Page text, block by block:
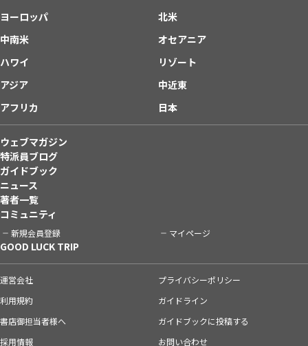
ヨーロッパ
北米
中南米
オセアニア
ハワイ
リゾート
アジア
中近東
アフリカ
日本
ウェブマガジン
特派員ブログ
ガイドブック
ニュース
著者一覧
コミュニティ
新規会員登録 マイページ
GOOD LUCK TRIP
運営会社
プライバシーポリシー
利用規約
ガイドライン
書店御担当者様へ
ガイドブックに投稿する
採用情報
お問い合わせ